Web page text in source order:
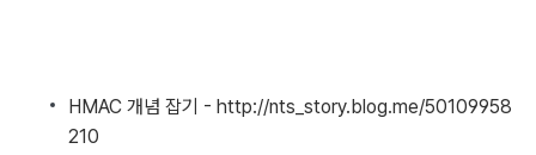
HMAC 개념 잡기 - http://nts_story.blog.me/50109958
210